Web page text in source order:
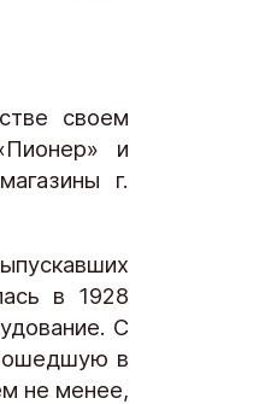
своем
и
г.
в 1928
С
в
не менее,